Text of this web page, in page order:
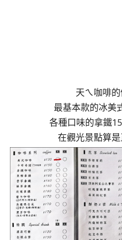
天ㄟ咖啡
最基本款的冰美
各種口味的拿鐵
在觀光景點算